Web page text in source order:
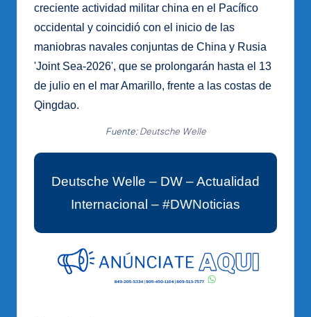
creciente actividad militar china en el Pacífico
occidental y coincidió con el inicio de las
maniobras navales conjuntas de China y Rusia
'Joint Sea-2026', que se prolongarán hasta el 13
de julio en el mar Amarillo, frente a las costas de
Qingdao.
Fuente:Deutsche Welle
Deutsche Welle – DW – Actualidad
Internacional – #DWNoticias